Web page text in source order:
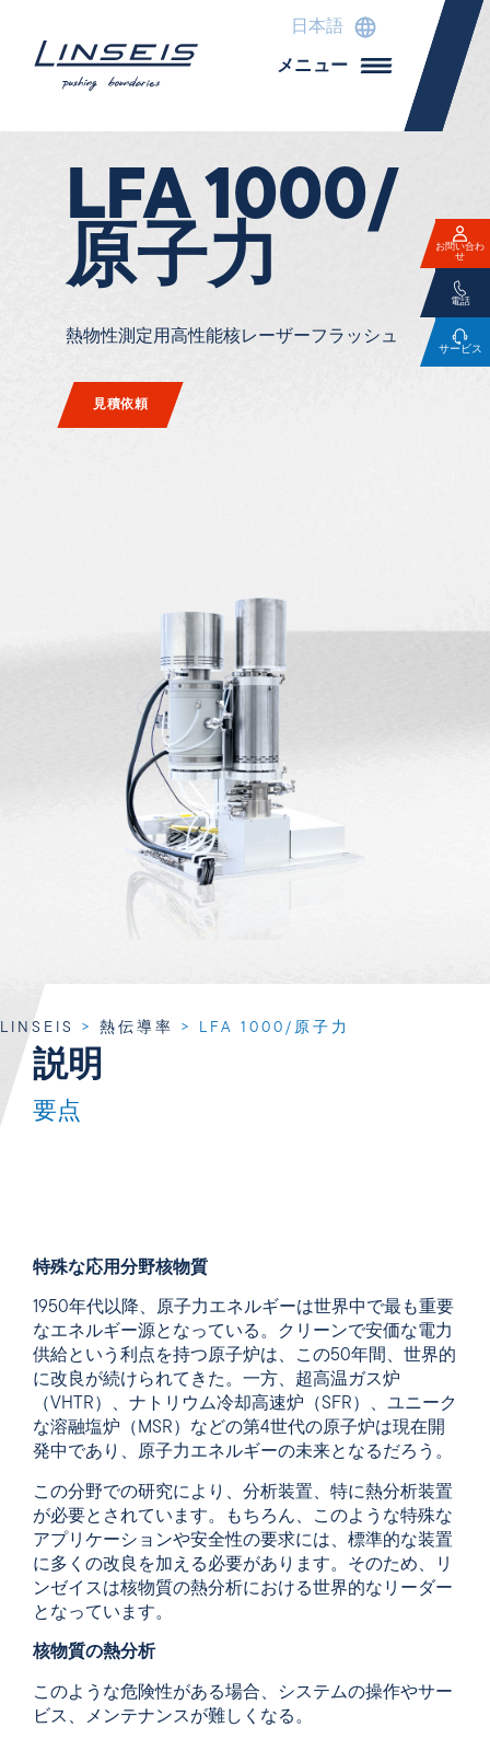
日本語
メニュー
LFA 1000/
原子力
熱物性測定用高性能核レーザーフラッシュ
見積依頼
LINSEIS > 熱伝導率 > LFA 1000/原子力
説明
要点
特殊な応用分野核物質
1950年代以降、原子力エネルギーは世界中で最も重要
なエネルギー源となっている。クリーンで安価な電力
供給という利点を持つ原子炉は、この50年間、世界的
に改良が続けられてきた。一方、超高温ガス炉
（VHTR）、ナトリウム冷却高速炉（SFR）、ユニーク
な溶融塩炉（MSR）などの第4世代の原子炉は現在開
発中であり、原子力エネルギーの未来となるだろう。
この分野での研究により、分析装置、特に熱分析装置
が必要とされています。もちろん、このような特殊な
アプリケーションや安全性の要求には、標準的な装置
に多くの改良を加える必要があります。そのため、リ
ンゼイスは核物質の熱分析における世界的なリーダー
となっています。
核物質の熱分析
このような危険性がある場合、システムの操作やサー
ビス、メンテナンスが難しくなる。
お問い合わ
せ
電話
サービス